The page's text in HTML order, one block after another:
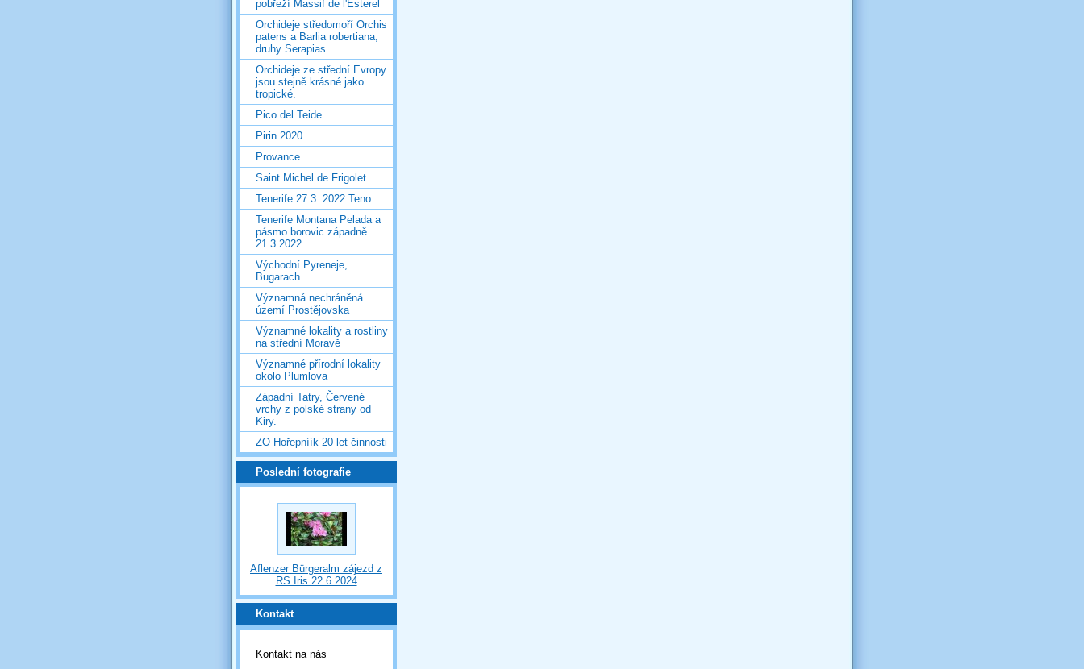
pobřeží Massif de l'Esterel
Orchideje středomoří Orchis
patens a Barlia robertiana,
druhy Serapias
Orchideje ze střední Evropy
jsou stejně krásné jako
tropické.
Pico del Teide
Pirin 2020
Provance
Saint Michel de Frigolet
Tenerife 27.3. 2022 Teno
Tenerife Montana Pelada a
pásmo borovic západně
21.3.2022
Východní Pyreneje,
Bugarach
Významná nechráněná
území Prostějovska
Významné lokality a rostliny
na střední Moravě
Významné přírodní lokality
okolo Plumlova
Západní Tatry, Červené
vrchy z polské strany od
Kiry.
ZO Hořepníík 20 let činnosti
Poslední fotografie
Aflenzer Bürgeralm zájezd z
RS Iris 22.6.2024
Kontakt
Kontakt na nás